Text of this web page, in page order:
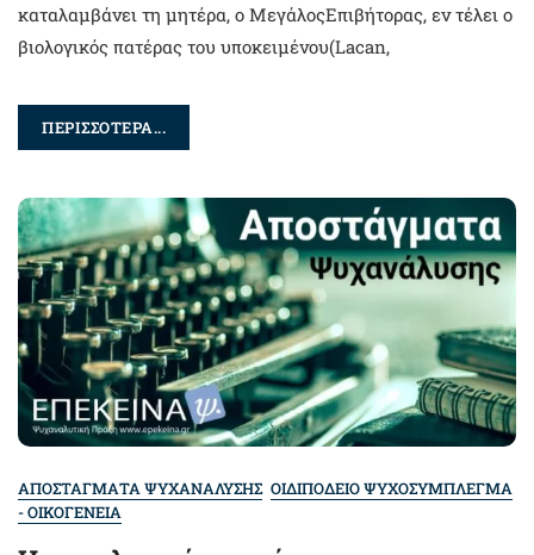
καταλαμβάνει τη μητέρα, ο MεγάλοςΕπιβήτορας, εν τέλει ο
βιολογικός πατέρας του υποκειμένου(Lacan,
ΠΕΡΙΣΣΟΤΕΡΑ...
ΑΠΟΣΤΑΓΜΑΤΑ ΨΥΧΑΝΑΛΥΣΗΣ ΟΙΔΙΠΟΔΕΙΟ ΨΥΧΟΣΥΜΠΛΕΓΜΑ
- ΟΙΚΟΓΕΝΕΙΑ